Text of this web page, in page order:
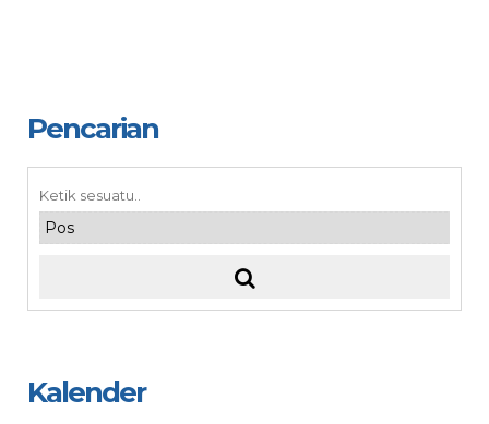
Pencarian
Kalender